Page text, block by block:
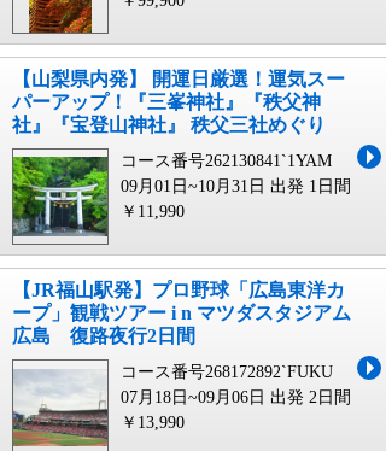
【山梨県内発】 開運日厳選！運気スー
パーアップ！『三峯神社』『秩父神
社』『宝登山神社』 秩父三社めぐり
コース番号262130841`1YAM
09月01日~10月31日 出発 1日間
￥11,990
【JR福山駅発】プロ野球「広島東洋カ
ープ」観戦ツアー i n マツダスタジアム
広島 復路夜行2日間
コース番号268172892`FUKU
07月18日~09月06日 出発 2日間
￥13,990